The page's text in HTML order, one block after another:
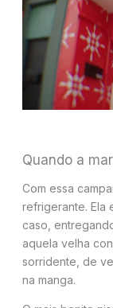
Quando a
Com essa
refrigerante. Ela
caso,
aquela velha
sorridente, de
na manga.